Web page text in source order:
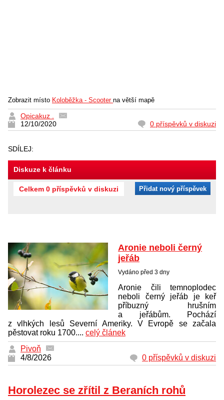
Zobrazit místo Koloběžka - Scooter na větší mapě
Opicakuz .
12/10/2020
0 příspěvků v diskuzi
SDÍLEJ:
Diskuze k článku
Celkem 0 příspěvků v diskuzi Přidat nový příspěvek
Aronie neboli černý
jeřáb
Vydáno před 3 dny
Aronie čili temnoplodec
neboli černý jeřáb je keř
příbuzný hrušním
a jeřábům. Pochází
z vlhkých lesů Severní Ameriky. V Evropě se začala
pěstovat roku 1700.... celý článek
Pivoň
4/8/2026
0 příspěvků v diskuzi
Horolezec se zřítil z Beraních rohů